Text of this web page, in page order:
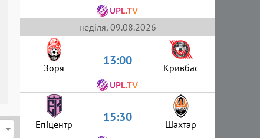
неділя, 09.08.2026
Зоря 13:00 Кривбас
Епіцентр 15:30 Шахтар